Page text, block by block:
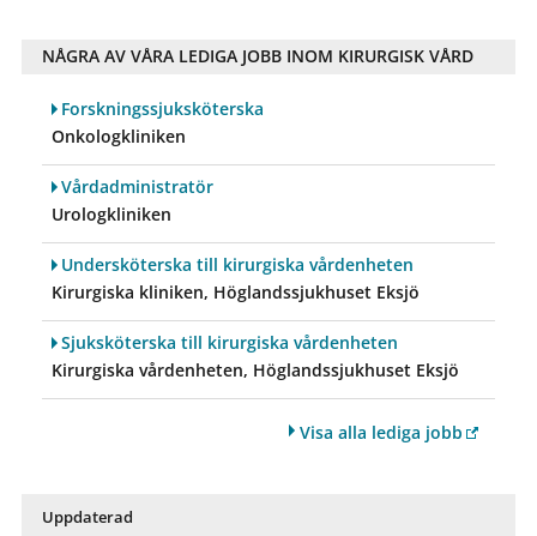
NÅGRA AV VÅRA LEDIGA JOBB INOM KIRURGISK VÅRD
Forskningssjuksköterska
Onkologkliniken
Vårdadministratör
Urologkliniken
Undersköterska till kirurgiska vårdenheten
Kirurgiska kliniken, Höglandssjukhuset Eksjö
Sjuksköterska till kirurgiska vårdenheten
Kirurgiska vårdenheten, Höglandssjukhuset Eksjö
Visa alla lediga jobb
Uppdaterad